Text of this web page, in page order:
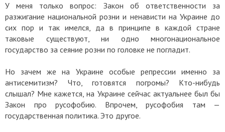
У меня только вопрос: Закон об ответственности за
разжигание национальной розни и ненависти на Украине до
сих пор и так имелся, да в принципе в каждой стране
таковые существуют, ни одно многонациональное
государство за сеяние розни по головке не погладит.
Но зачем же на Украине особые репрессии именно за
антисемитизм? Что, готовятся погромы? Кто-нибудь
слышал? Мне кажется, на Украине сейчас актуальнее был бы
Закон про русофобию. Впрочем, русофобия там —
государственная политика. Это другое.